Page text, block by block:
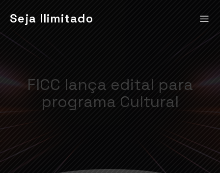
Seja Ilimitado
FICC lança edital para
programa Cultural